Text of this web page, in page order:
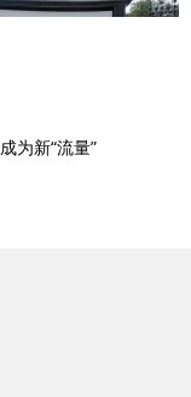
为新“流量”